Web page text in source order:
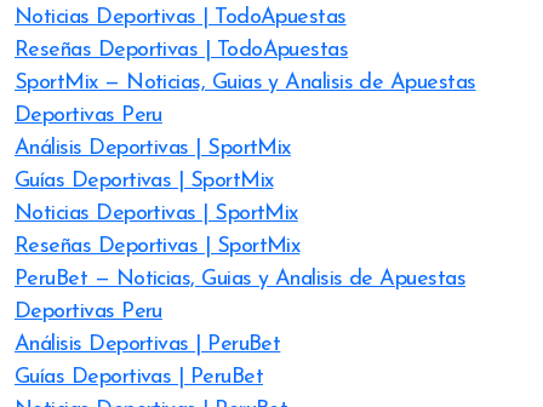
Noticias Deportivas | TodoApuestas
Reseñas Deportivas | TodoApuestas
SportMix — Noticias, Guias y Analisis de Apuestas
Deportivas Peru
Análisis Deportivas | SportMix
Guías Deportivas | SportMix
Noticias Deportivas | SportMix
Reseñas Deportivas | SportMix
PeruBet — Noticias, Guias y Analisis de Apuestas
Deportivas Peru
Análisis Deportivas | PeruBet
Guías Deportivas | PeruBet